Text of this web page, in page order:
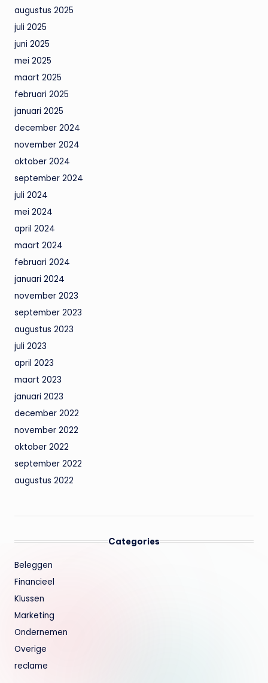
augustus 2025
juli 2025
juni 2025
mei 2025
maart 2025
februari 2025
januari 2025
december 2024
november 2024
oktober 2024
september 2024
juli 2024
mei 2024
april 2024
maart 2024
februari 2024
januari 2024
november 2023
september 2023
augustus 2023
juli 2023
april 2023
maart 2023
januari 2023
december 2022
november 2022
oktober 2022
september 2022
augustus 2022
Categories
Beleggen
Financieel
Klussen
Marketing
Ondernemen
Overige
reclame